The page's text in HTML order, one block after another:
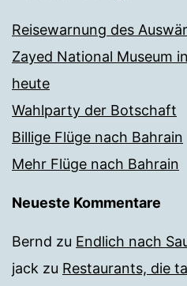
Reisewarnung des
Zayed National Museum
heute
Wahlparty der Botschaft
Billige Flüge nach Bahrain
Mehr Flüge nach Bahrain
Neueste Kommentare
Bernd zu Endlich nach
jack zu Restaurants, die